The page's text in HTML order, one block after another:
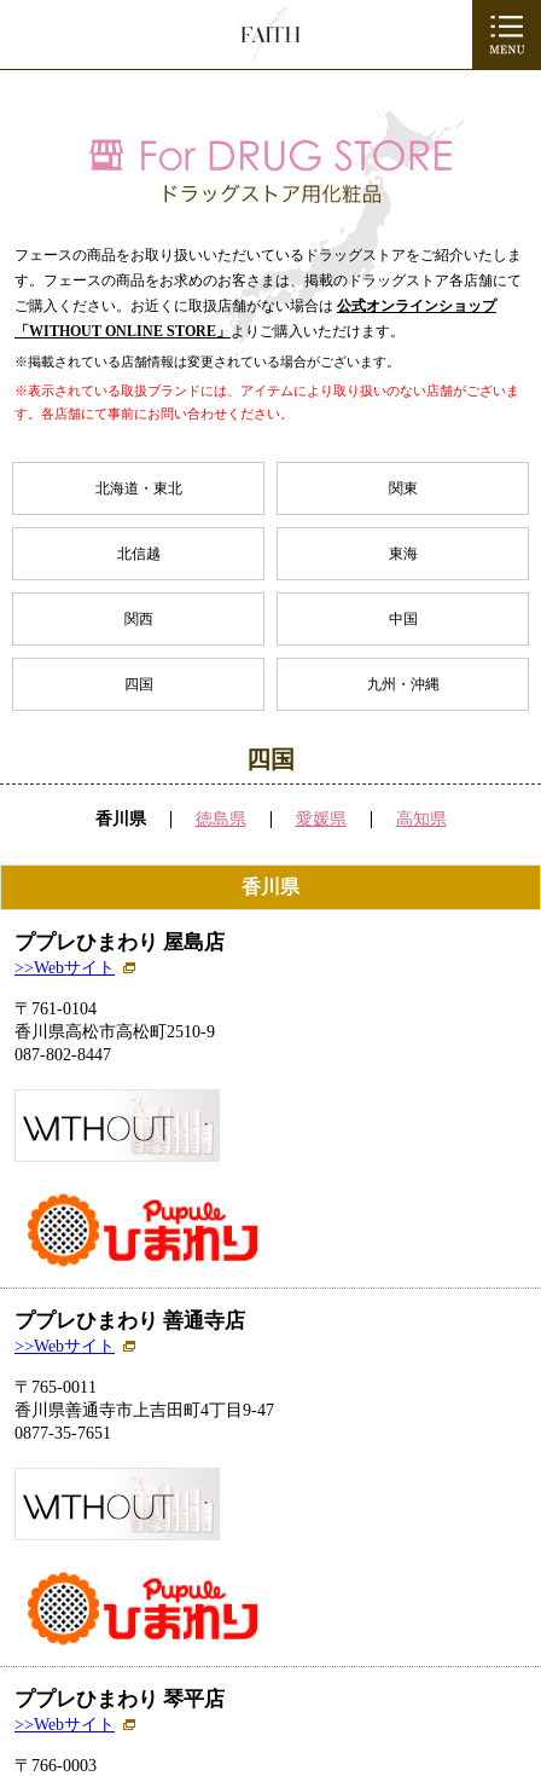
フェースの商品をお取り扱いいただいているドラッグストアをご紹介いたしま
す。フェースの商品をお求めのお客さまは、掲載のドラッグストア各店舗にて
ご購入ください。お近くに取扱店舗がない場合は 公式オンラインショップ
「WITHOUT ONLINE STORE」 よりご購入いただけます。
※掲載されている店舗情報は変更されている場合がございます。
※表示されている取扱ブランドには、アイテムにより取り扱いのない店舗がございま
す。各店舗にて事前にお問い合わせください。
北海道・東北 関東
北信越 東海
関西 中国
四国 九州・沖縄
四国
香川県 徳島県 愛媛県 高知県
香川県
ププレひまわり 屋島店
>>Webサイト
〒761-0104
香川県高松市高松町 2510-9
087-802-8447
ププレひまわり 善通寺店
>>Webサイト
〒765-0011
香川県善通寺市上吉田町4丁目9-47
0877-35-7651
ププレひまわり 琴平店
>>Webサイト
〒766-0003